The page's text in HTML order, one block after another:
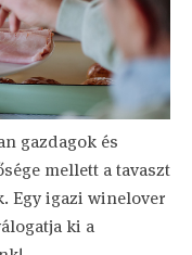
gazdagok és
mellett a tavaszt
Egy igazi winelover
ki a